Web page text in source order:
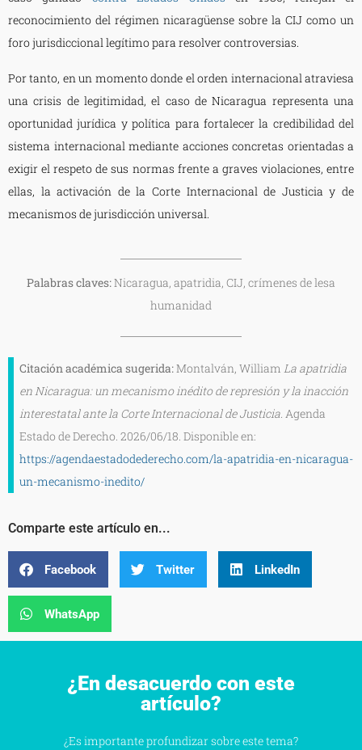
reconocimiento del régimen nicaragüense sobre la CIJ como un
foro jurisdiccional legítimo para resolver controversias.
Por tanto, en un momento donde el orden internacional atraviesa
una crisis de legitimidad, el caso de Nicaragua representa una
oportunidad jurídica y política para fortalecer la credibilidad del
sistema internacional mediante acciones concretas orientadas a
exigir el respeto de sus normas frente a graves violaciones, entre
ellas, la activación de la Corte Internacional de Justicia y de
mecanismos de jurisdicción universal.
Palabras claves:Nicaragua, apatridia, CIJ, crímenes de lesa
humanidad
Citación académica sugerida:Montalván, William La apatridia
en Nicaragua: un mecanismo inédito de represión y la inacción
interestatal ante la Corte Internacional de Justicia. Agenda
Estado de Derecho. 2026/06/18. Disponible en:
https://agendaestadodederecho.com/la-apatridia-en-nicaragua-
un-mecanismo-inedito/
Comparte este artículo en...
Facebook Twitter LinkedIn
WhatsApp
¿En desacuerdo con este
artículo?
¿Es importante profundizar sobre este tema?